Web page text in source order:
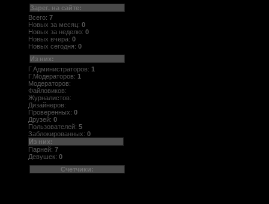
Зарег. на сайте:
Всего: 7
Новых за месяц: 0
Новых за неделю: 0
Новых вчера: 0
Новых сегодня: 0
Из них:
Г.Администраторов: 1
Г.Модераторов: 1
Модераторов:
Файловиков:
Журналистов:
Дизайнеров:
Проверенных: 0
Друзей: 0
Пользователей: 5
Заблокированных: 0
Из них:
Парней: 7
Девушек: 0
Счетчики: